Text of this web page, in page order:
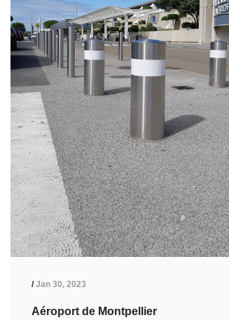
/Jan 30, 2023
Aéroport de Montpellier